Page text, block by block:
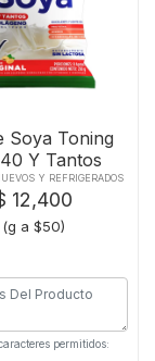
Soya Toning
Y Tantos
X250gY REFRIGERADOS
12,400
(g a $50)
permitidos: